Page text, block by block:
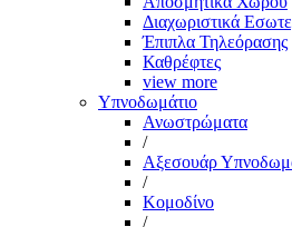
Διαχωριστικά
Έπιπλα Τηλεόρασης
Καθρέφτες
view more
Υπνοδωμάτιο
Ανωστρώματα
/
Αξεσουάρ
/
Κομοδίνο
/